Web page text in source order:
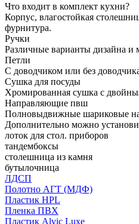
Что входит в комплект кухни?
Корпус, влагостойкая
фурнитура.
Ручки
Различные варианты дизайна и
Петли
С доводчиком или без
Сушка для посуды
Хромированная сушка с
Направляющие пвш
Полновыдвижные шариковые
Дополнительно можно
лоток для стол. приборов
тандембоксы
столешница из камня
бутылочница
ЛДСП
Полотно АГТ (МДФ)
Пластик HPL
Пленка ПВХ
Пластик Alvic Luxe